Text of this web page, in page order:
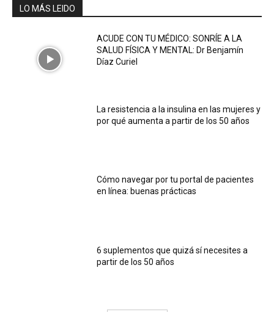
LO MÁS LEIDO
ACUDE CON TU MÉDICO: SONRÍE A LA
SALUD FÍSICA Y MENTAL: Dr Benjamín
Díaz Curiel
La resistencia a la insulina en las mujeres y
por qué aumenta a partir de los 50 años
Cómo navegar por tu portal de pacientes
en línea: buenas prácticas
6 suplementos que quizá sí necesites a
partir de los 50 años